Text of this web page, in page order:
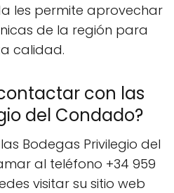
les permite aprovechar
de la región para
calidad.
con las
del Condado?
Bodegas Privilegio del
al teléfono +34 959
visitar su sitio web